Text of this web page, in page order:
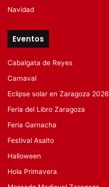
Navidad
Eventos
Cabalgata de Reyes
Carnaval
Eclipse solar en Zaragoza 2026
Feria del Libro Zaragoza
Feria Garnacha
Festival Asalto
Halloween
Hola Primavera